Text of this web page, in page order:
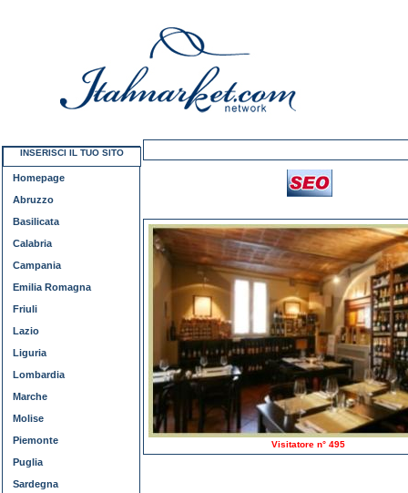
Visitatore n° 495
INSERISCI IL TUO SITO
Homepage
Abruzzo
Basilicata
Calabria
Campania
Emilia Romagna
Friuli
Lazio
Liguria
Lombardia
Marche
Molise
Piemonte
Puglia
Sardegna